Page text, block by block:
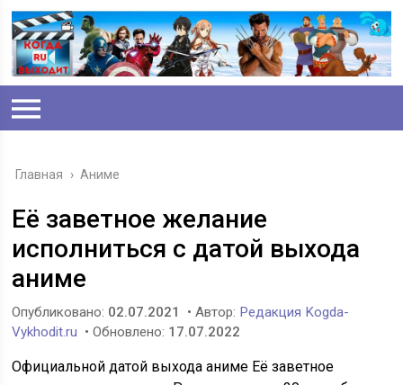
Главная › Аниме
Её заветное желание
исполниться с датой выхода
аниме
Опубликовано: 02.07.2021 • Автор: Редакция Kogda-
Vykhodit.ru • Обновлено: 17.07.2022
Официальной датой выхода аниме Её заветное